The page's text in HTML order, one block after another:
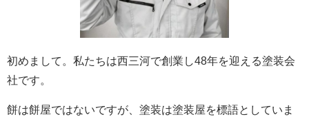
初めまして。私たちは西三河で創業し48年を迎える塗装会
社です。
餅は餅屋ではないですが、塗装は塗装屋を標語としていま